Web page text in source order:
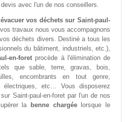
avec l'un de nos conseillers.
évacuer vos déchets sur Saint-paul-
travaux nous vous accompagnons
déchets divers. Destiné a tous les
du bâtiment, industriels, etc.),
en-foret procède à l'élimination de
que sable, terre, gravas, bois,
encombrants en tout genre,
électriques, etc… Vous disposerez
Saint-paul-en-foret par l'un de nos
la benne chargéelorsque le